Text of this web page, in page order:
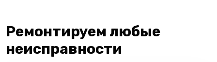
Ремонтируем любые
неисправности